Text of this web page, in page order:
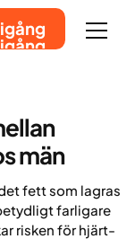
män
fett som lagras
farligare
risken för hjärt-